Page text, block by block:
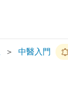
＞ 中醫入門